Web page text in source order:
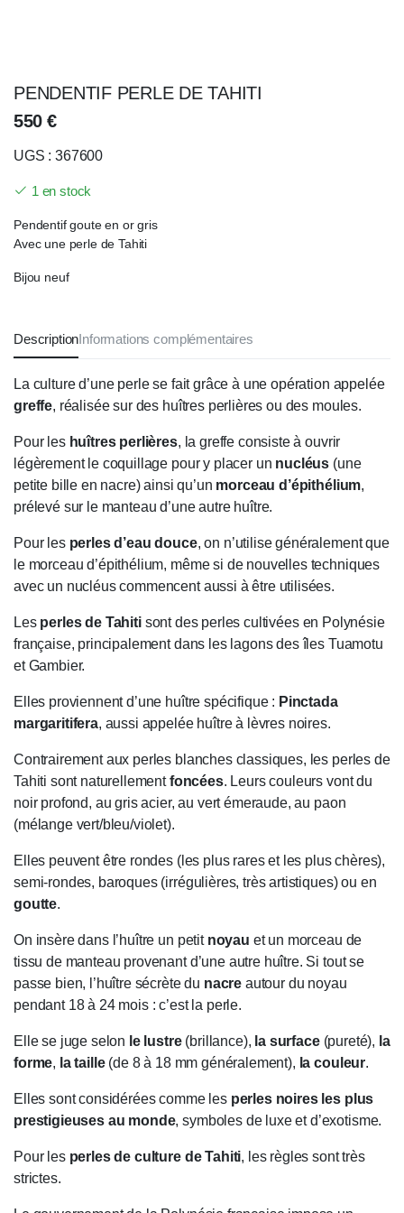
PENDENTIF PERLE DE TAHITI
550€
UGS : 367600
1 en stock
Pendentif goute en or gris
Avec une perle de Tahiti
Bijou neuf
DescriptionInformations complémentaires
La culture d’une perle se fait grâce à une opération appelée
greffe, réalisée sur des huîtres perlières ou des moules.
Pour les huîtres perlières, la greffe consiste à ouvrir
légèrement le coquillage pour y placer un nucléus (une
petite bille en nacre) ainsi qu’un morceau d’épithélium,
prélevé sur le manteau d’une autre huître.
Pour les perles d’eau douce, on n’utilise généralement que
le morceau d’épithélium, même si de nouvelles techniques
avec un nucléus commencent aussi à être utilisées.
Les perles de Tahitisont des perles cultivées en Polynésie
française, principalement dans les lagons des îles Tuamotu
et Gambier.
Elles proviennent d’une huître spécifique : Pinctada
margaritifera, aussi appelée huître à lèvres noires.
Contrairement aux perles blanches classiques, les perles de
Tahiti sont naturellementfoncées. Leurs couleurs vont du
noir profond, au gris acier, au vert émeraude, au paon
(mélange vert/bleu/violet).
Elles peuvent être rondes (les plus rares et les plus chères),
semi-rondes, baroques (irrégulières, très artistiques) ou en
goutte.
On insère dans l’huître un petit noyau et un morceau de
tissu de manteau provenant d’une autre huître. Si tout se
passe bien, l’huître sécrète du nacre autour du noyau
pendant 18 à 24 mois : c’est la perle.
Elle se juge selon le lustre(brillance), la surface(pureté), la
forme, la taille(de 8 à 18 mm généralement), la couleur.
Elles sont considérées comme les perles noires les plus
prestigieuses au monde, symboles de luxe et d’exotisme.
Pour les perles de culture de Tahiti, les règles sont très
strictes.